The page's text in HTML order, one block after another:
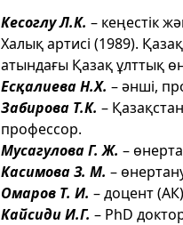
Кесоглу Л.К. – кеңестік
Халық артисі (1989).
атындағы Қазақ ұлттық
Есқалиева Н.Х. – әнші,
Забирова Т.К. –
профессор.
Мусагулова Г. Ж. –
Касимова З. М. –
Омаров Т. И. – доцент (АК)
Кайсиди И.Г. – PhD